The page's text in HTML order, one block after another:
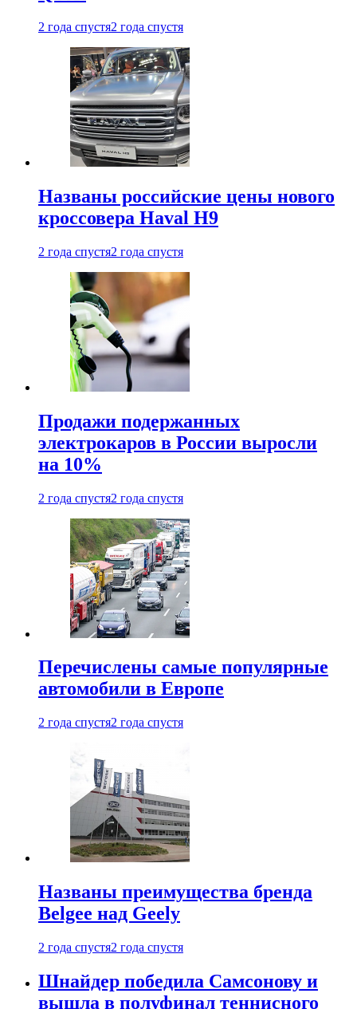
2 года спустя2 года спустя
Названы российские цены нового
кроссовера Haval H9
2 года спустя2 года спустя
Продажи подержанных
электрокаров в России выросли
на 10%
2 года спустя2 года спустя
Перечислены самые популярные
автомобили в Европе
2 года спустя2 года спустя
Названы преимущества бренда
Belgee над Geely
2 года спустя2 года спустя
Шнайдер победила Самсонову и
вышла в полуфинал теннисного